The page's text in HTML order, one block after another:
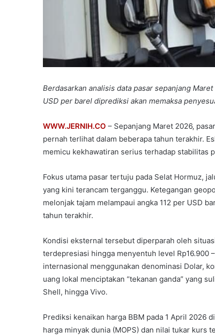
Berdasarkan analisis data pasar sepanjang
USD per barel diprediksi akan memaksa
WWW.JERNIH.CO – Sepanjang Maret 2026,
pernah terlihat dalam beberapa tahun terakhir.
memicu kekhawatiran serius terhadap stabilitas
Fokus utama pasar tertuju pada Selat Hormuz,
yang kini terancam terganggu. Ketegangan
melonjak tajam melampaui angka 112 per USD
tahun terakhir.
Kondisi eksternal tersebut diperparah oleh
terdepresiasi hingga menyentuh level Rp16.900
internasional menggunakan denominasi Dolar,
uang lokal menciptakan “tekanan ganda” yang
Shell, hingga Vivo.
Prediksi kenaikan harga BBM pada 1 April 2026
harga minyak dunia (MOPS) dan nilai tukar kurs